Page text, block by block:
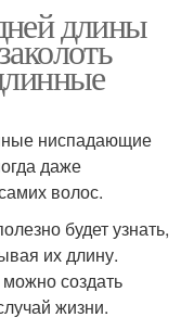
длины
ниспадающие
даже
волос.
будет узнать,
их длину.
создать
жизни.